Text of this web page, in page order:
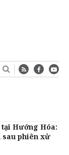
Hướng Hóa:
sau phiên xử